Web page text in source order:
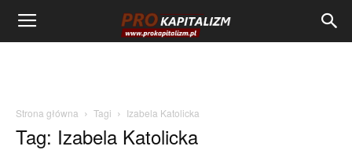
Strona główna Tagi Izabela Katolicka
Tag: Izabela Katolicka